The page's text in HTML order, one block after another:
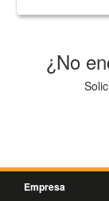
¿No
Empresa